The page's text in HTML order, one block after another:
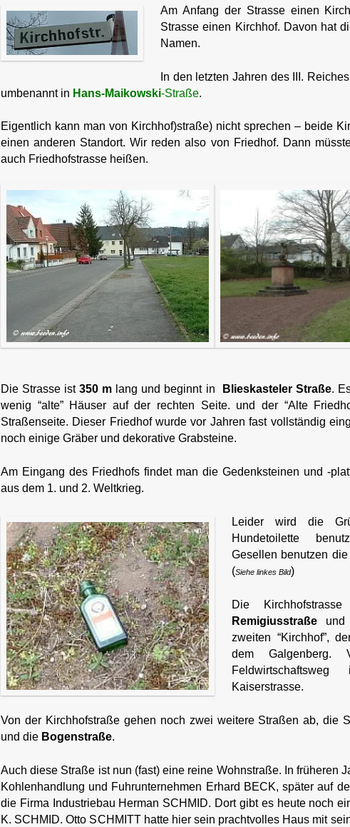
Am Anfang der Strasse einen
Strasse einen Kirchhof. Davon hat
Namen.
In den letzten Jahren des III.
umbenannt in Hans-Maikowski-Straße.
Eigentlich kann man von Kirchhof)straße) nicht sprechen – beide
einen anderen Standort. Wir reden also von Friedhof. Dann
auch Friedhofstrasse heißen.
Die Strasse ist350 m lang und beginnt in Blieskasteler Straße.
wenig “alte” Häuser auf der rechten Seite. und der “Alte
Straßenseite. Dieser Friedhof wurde vor Jahren fast vollständig
noch einige Gräber und dekorative Grabsteine.
Am Eingang des Friedhofs findet man die Gedenksteinen und -
aus dem 1. und 2. Weltkrieg.
Leider wird die
Hundetoilette
Gesellen benutzen
(Siehe linkes Bild)
Die
Remigiusstraße und
zweiten “Kirchhof”,
dem
Kaiserstrasse.
Von der Kirchhofstraße gehen noch zwei weitere Straßen ab, die
und die Bogenstraße.
Auch diese Straße ist nun (fast) eine reine Wohnstraße. In früheren
Kohlenhandlung und Fuhrunternehmen Erhard BECK, später auf
die Firma Industriebau Herman SCHMID. Dort gibt es heute noch
K. SCHMID. Otto SCHMITT hatte hier sein prachtvolles Haus mit